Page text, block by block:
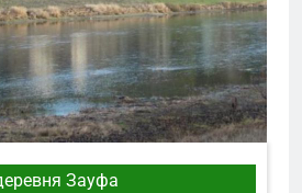
Зауфа